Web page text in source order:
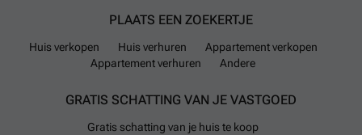
PLAATS EEN ZOEKERTJE
Huis verkopen Huis verhuren
Appartement verkopen
Appartement verhuren
Andere
GRATIS SCHATTING VAN JE VASTGOED
Gratis schatting van je huis te koop